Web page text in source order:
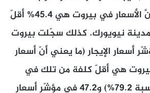
عالميّاً). بالتالي، فإنَّ الأسعار في بيروت هي 45.4% أقلّ
نيويورك. كذلك سجّلت بيروت
في مؤشّر أسعار الإيجار (ما يعني أنّ أسعار
بيروت هي أقلّ كلفة من تلك في
مدينة نيويورك بنسبة 79.2%) و47.2 في مؤشّر أسعار